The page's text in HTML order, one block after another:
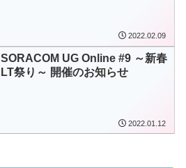
2022.02.09
SORACOM UG Online #9 ～新春
LT祭り～ 開催のお知らせ
2022.01.12